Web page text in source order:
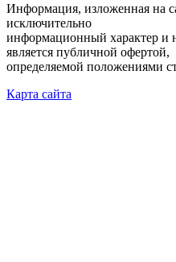
Информация, изложенная на
исключительно
информационный характер и
является публичной офертой,
определяемой положениями
Карта сайта